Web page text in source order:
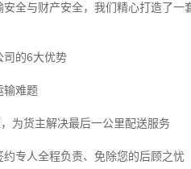
全与财产安全，我们精心打造了
司的6大优势
输难题
为货主解决最后一公里配送服务
专人全程负责、免除您的后顾之忧